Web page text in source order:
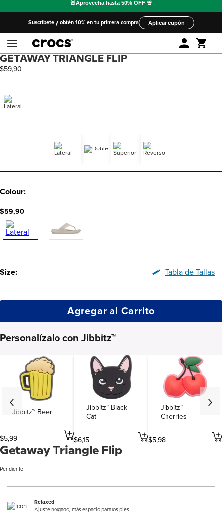
Suscríbete y obtén 10% en tu primera compra Aplicar cupón
GETAWAY TRIANGLE FLIP
$59,90
Colour:
$59,90
Size: Tabla de Tallas
Agregar al Carrito
Personalízalo con Jibbitz™
Jibbitz™ Beer
$5,99
Jibbitz™ Black
Cat
$6,15
Jibbitz™
Cherries
$5,98
Getaway Triangle Flip
Pendiente
Relaxed
Ajuste holgado, más espacio para los pies.